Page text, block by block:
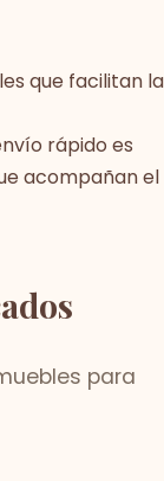
que facilitan la
rápido es
acompañan el
para